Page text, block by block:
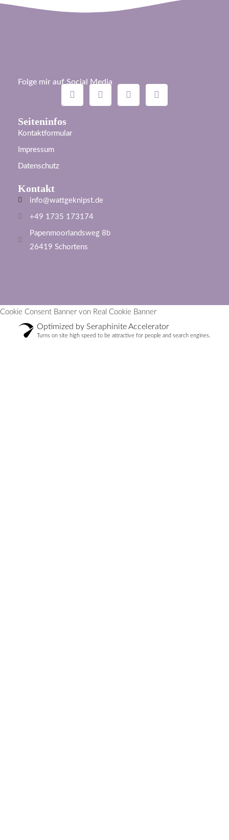
Folge mir auf Social Media
Seiteninfos
Kontaktformular
Impressum
Datenschutz
Kontakt
info@wattgeknipst.de
+49 1735 173174
Papenmoorlandsweg 8b
26419 Schortens
Cookie Consent Banner von Real Cookie Banner
Optimized by Seraphinite Accelerator
Turns on site high speed to be attractive for people and search engines.